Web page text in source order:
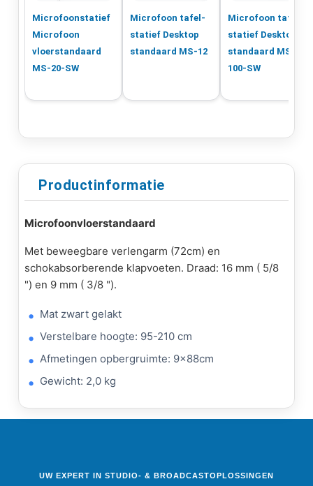
Microfoonstatief
Microfoon
vloerstandaard
MS-20-SW
Microfoon tafel-
statief Desktop
standaard MS-12
Microfoon tafel-
statief Desktop
standaard MS-
100-SW
Productinformatie
Microfoonvloerstandaard
Met beweegbare verlengarm (72cm) en
schokabsorberende klapvoeten. Draad: 16 mm ( 5/8
") en 9 mm ( 3/8 ").
Mat zwart gelakt
Verstelbare hoogte: 95-210 cm
Afmetingen opbergruimte: 9x88cm
Gewicht: 2,0 kg
UW EXPERT IN STUDIO- & BROADCASTOPLOSSINGEN